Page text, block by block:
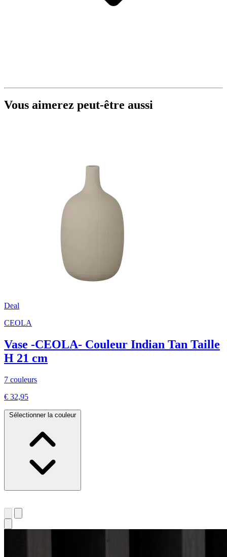
Vous aimerez peut-être aussi
Deal
CEOLA
Vase -CEOLA- Couleur Indian Tan Taille
H 21 cm
7 couleurs
€ 32,95
Sélectionner la couleur